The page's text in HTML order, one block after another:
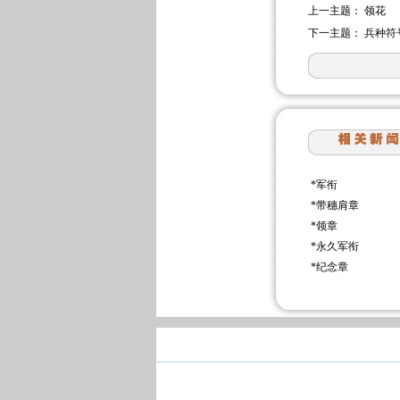
上一主题： 领花
下一主题： 兵种符
*军衔
*带穗肩章
*领章
*永久军衔
*纪念章